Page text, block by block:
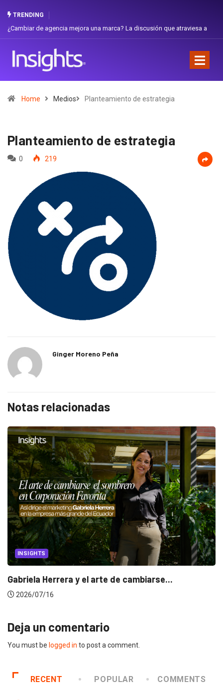
TRENDING
de agencia mejora una marca? La discusión que atraviesa a
Home Medios Planteamiento de estrategia
Planteamiento de estrategia
0 219
Ginger Moreno Peña
Notas relacionadas
INSIGHTS
Gabriela Herrera y el arte de cambiarse...
2026/07/16
Deja un comentario
You must be logged in to post a comment.
RECENT POPULAR COMMENTS